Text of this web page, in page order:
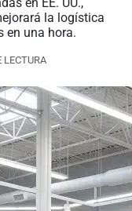
la logística
en una hora.
LECTURA